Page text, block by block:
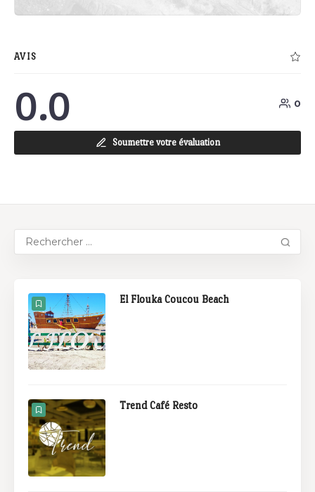
AVIS
0.0 0
Soumettre votre évaluation
El Flouka Coucou Beach
Trend Café Resto